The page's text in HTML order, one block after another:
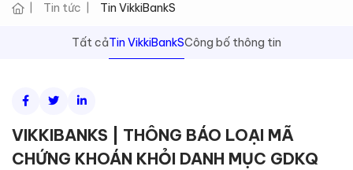
Tin tức Tin VikkiBankS
Tất cảTin VikkiBankSCông bố thông tin
VIKKIBANKS | THÔNG BÁO LOẠI MÃ
CHỨNG KHOÁN KHỎI DANH MỤC GDKQ